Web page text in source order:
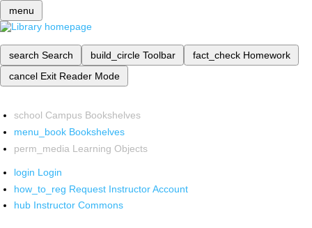
menu
search Search build_circle Toolbar fact_check Homework
cancel Exit Reader Mode
school Campus Bookshelves
menu_book Bookshelves
perm_media Learning Objects
login Login
how_to_reg Request Instructor Account
hub Instructor Commons